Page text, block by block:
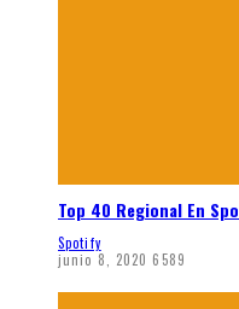
Top 40 Regional En
Spotify
junio 8, 2020 6589